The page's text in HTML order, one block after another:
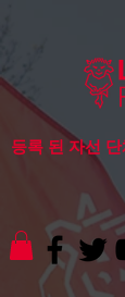
등록 된 자선